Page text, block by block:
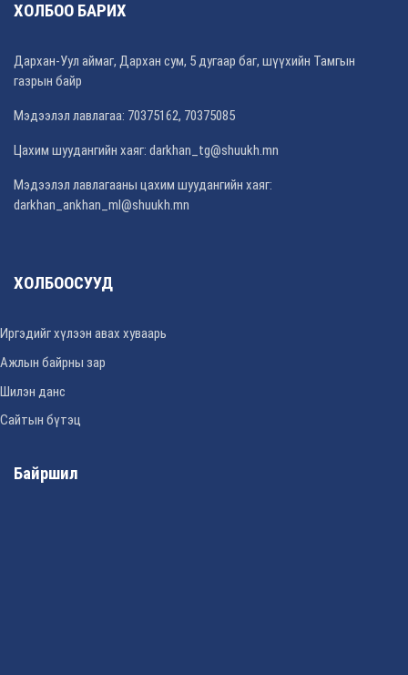
ХОЛБОО БАРИХ
Дархан-Уул аймаг, Дархан сум, 5 дугаар баг, шүүхийн Тамгын
газрын байр
Мэдээлэл лавлагаа: 70375162, 70375085
Цахим шуудангийн хаяг: darkhan_tg@shuukh.mn
Мэдээлэл лавлагааны цахим шуудангийн хаяг:
darkhan_ankhan_ml@shuukh.mn
ХОЛБООСУУД
Иргэдийг хүлээн авах хуваарь
Ажлын байрны зар
Шилэн данс
Сайтын бүтэц
Байршил